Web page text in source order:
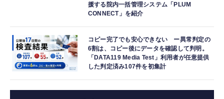
援する院内一括管理システム「PLUM
CONNECT」を紹介
コピー完了でも安心できない ー異常判定の
6割は、コピー後にデータを確認して判明。
「DATA119 Media Test」利用者が任意提供
した判定済み107件を初集計